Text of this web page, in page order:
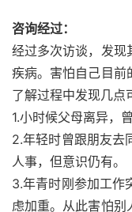
咨询经过：
经过多次访谈，发现
疾病。害怕自己目前
了解过程中发现几点
1.小时候父母离异，
2.年轻时曾跟朋友去
人事，但意识仍有。
3.年青时刚参加工作
虑加重。从此害怕别